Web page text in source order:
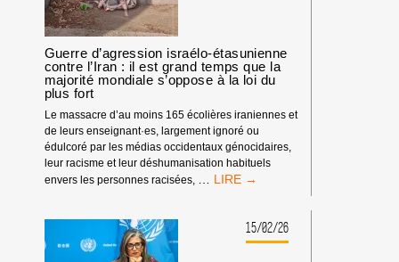
UNE
ATTAQUE
FRONTALE
CONTRE
LA
LIBERTÉ
D’EXPRESSION
Guerre d’agression israélo-étasunienne
contre l’Iran : il est grand temps que la
majorité mondiale s’oppose à la loi du
plus fort
Le massacre d’au moins 165 écolières iraniennes et
de leurs enseignant·es, largement ignoré ou
édulcoré par les médias occidentaux génocidaires,
leur racisme et leur déshumanisation habituels
envers les personnes racisées,
GUERRE
ÉTASUNIENNE
CONTRE
15/02/26